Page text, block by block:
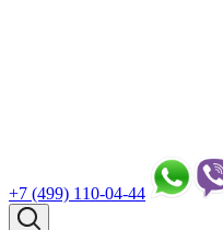
+7 (499) 110-04-44